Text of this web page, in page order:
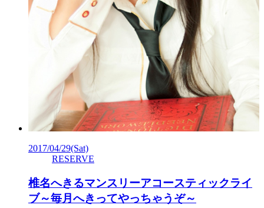
2017/04/29(Sat)
RESERVE
椎名へきるマンスリーアコースティックライ
ブ～毎月へきってやっちゃうぞ～